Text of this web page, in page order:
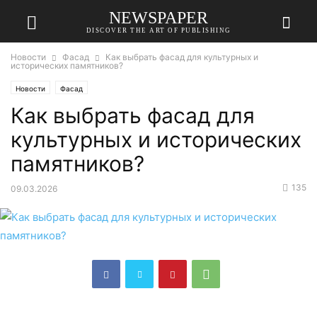
NEWSPAPER
DISCOVER THE ART OF PUBLISHING
Новости Фасад
Как выбрать фасад для культурных и
исторических памятников?
Новости Фасад
Как выбрать фасад для
культурных и исторических
памятников?
09.03.2026 135